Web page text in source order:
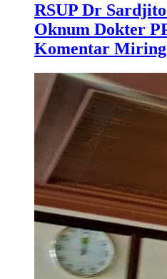
RSUP Dr
Oknum Dokter
Komentar Miring